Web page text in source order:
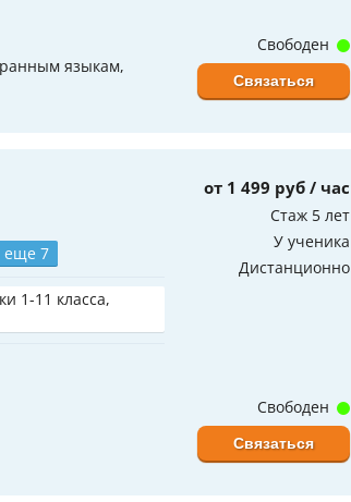
языкам,
Свободен
Связаться
еще 7
1-11 класса,
от 1 499 руб / час
Стаж 5 лет
У ученика
Дистанционно
Свободен
Связаться